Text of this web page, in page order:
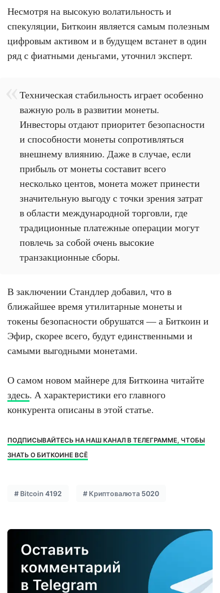
Несмотря на высокую волатильность и
спекуляции, Биткоин является самым полезным
цифровым активом и в будущем встанет в один
ряд с фиатными деньгами, уточнил эксперт.
Техническая стабильность играет особенно
важную роль в развитии монеты.
Инвесторы отдают приоритет безопасности
и способности монеты сопротивляться
внешнему влиянию. Даже в случае, если
прибыль от монеты составит всего
несколько центов, монета может принести
значительную выгоду с точки зрения затрат
в области международной торговли, где
традиционные платежные операции могут
повлечь за собой очень высокие
транзакционные сборы.
В заключении Стандлер добавил, что в
ближайшее время утилитарные монеты и
токены безопасности обрушатся — а Биткоин и
Эфир, скорее всего, будут единственными и
самыми выгодными монетами.
О самом новом майнере для Биткоина читайте
здесь. А характеристики его главного
конкурента описаны в этой статье.
ПОДПИСЫВАЙТЕСЬ НА НАШ КАНАЛ В ТЕЛЕГРАММЕ, ЧТОБЫ
ЗНАТЬ О БИТКОИНЕ ВСЁ
# Bitcoin 4192 # Криптовалюта 5020